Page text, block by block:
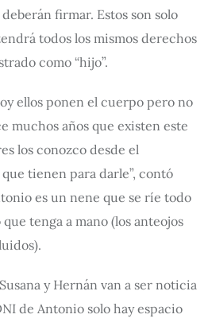
firmar. Estos son solo
todos los mismos derechos
como “hijo”.
ellos ponen el cuerpo pero no
muchos años que existen este
los conozco desde el
tienen para darle”, contó
es un nene que se ríe todo
tenga a mano (los anteojos
y Hernán van a ser noticia
de Antonio solo hay espacio